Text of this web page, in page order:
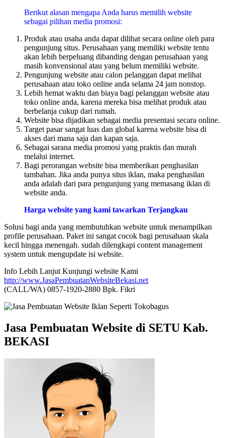
Berikut alasan mengapa Anda harus memilih website
sebagai pilihan media promosi:
Produk atau usaha anda dapat dilihat secara online oleh para
pengunjung situs. Perusahaan yang memiliki website tentu
akan lebih berpeluang dibanding dengan perusahaan yang
masih konvensional atau yang belum memiliki website.
Pengunjung website atau calon pelanggan dapat melihat
perusahaan atau toko online anda selama 24 jam nonstop.
Lebih hemat waktu dan biaya bagi pelanggan website atau
toko online anda, karena mereka bisa melihat produk atau
berbelanja cukup dari rumah.
Website bisa dijadikan sebagai media presentasi secara online.
Target pasar sangat luas dan global karena website bisa di
akses dari mana saja dan kapan saja.
Sebagai sarana media promosi yang praktis dan murah
melalui internet.
Bagi perorangan website bisa memberikan penghasilan
tambahan. Jika anda punya situs iklan, maka penghasilan
anda adalah dari para pengunjung yang memasang iklan di
website anda.
Harga website yang kami tawarkan Terjangkau
Solusi bagi anda yang membutuhkan website untuk menampilkan
profile perusahaan. Paket ini sangat cocok bagi perusahaan skala
kecil hingga menengah. sudah dilengkapi content management
system untuk mengupdate isi website.
Info Lebih Lanjut Kunjungi website Kami
http://www.JasaPembuatanWebsiteBekasi.net
(CALL/WA) 0857-1920-2880 Bpk. Fikri
Jasa Pembuatan Website di SETU Kab.
BEKASI